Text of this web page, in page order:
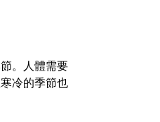
。人體需要
冷的季節也